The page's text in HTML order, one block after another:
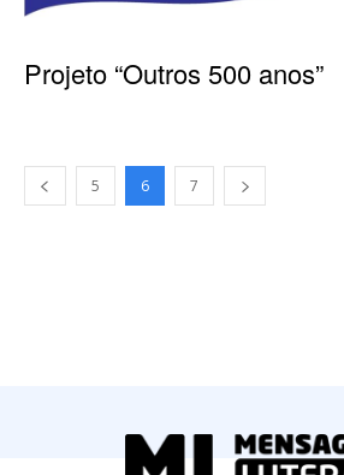
Projeto “Outros 500 anos”
5 6 7